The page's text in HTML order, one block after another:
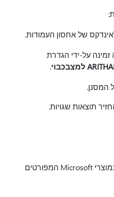
של אחסון העמודות.
על-ידי הגדרת
כבוי.
המסנן.
תוצאות שגויות.
Microsoft אישרה שזוהי בעיה במוצרי Microsoft המפורטים